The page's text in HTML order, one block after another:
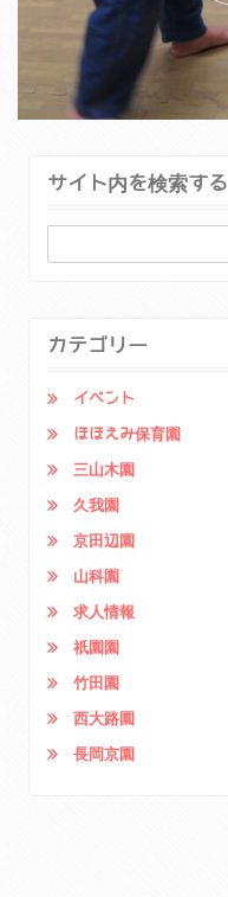
サイト内を検索する
カテゴリー
イベント
ほほえみ保育園
三山木園
久我園
京田辺園
山科園
求人情報
祇園園
竹田園
西大路園
長岡京園